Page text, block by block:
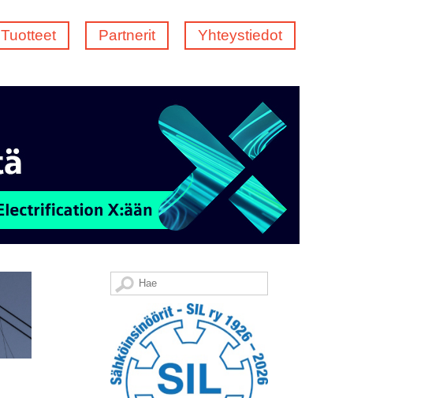
Tuotteet Partnerit Yhteystiedot